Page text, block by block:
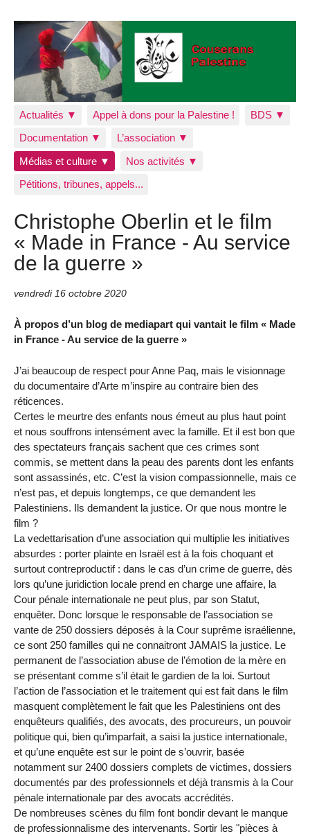
Actualités ▼ Appel à dons pour la Palestine !
BDS ▼
Documentation ▼
L’association ▼
Médias et culture ▼
Nos activités ▼
Pétitions, tribunes, appels...
Christophe Oberlin et le film
« Made in France - Au service
de la guerre »
vendredi 16 octobre 2020
À propos d’un blog de mediapart qui vantait le film « Made
in France - Au service de la guerre »
J’ai beaucoup de respect pour Anne Paq, mais le visionnage
du documentaire d’Arte m’inspire au contraire bien des
réticences.
Certes le meurtre des enfants nous émeut au plus haut point
et nous souffrons intensément avec la famille. Et il est bon que
des spectateurs français sachent que ces crimes sont
commis, se mettent dans la peau des parents dont les enfants
sont assassinés, etc. C’est la vision compassionnelle, mais ce
n’est pas, et depuis longtemps, ce que demandent les
Palestiniens. Ils demandent la justice. Or que nous montre le
film ?
La vedettarisation d’une association qui multiplie les initiatives
absurdes : porter plainte en Israël est à la fois choquant et
surtout contreproductif : dans le cas d’un crime de guerre, dès
lors qu’une juridiction locale prend en charge une affaire, la
Cour pénale internationale ne peut plus, par son Statut,
enquêter. Donc lorsque le responsable de l’association se
vante de 250 dossiers déposés à la Cour suprême israélienne,
ce sont 250 familles qui ne connaitront JAMAIS la justice. Le
permanent de l’association abuse de l’émotion de la mère en
se présentant comme s’il était le gardien de la loi. Surtout
l’action de l’association et le traitement qui est fait dans le film
masquent complètement le fait que les Palestiniens ont des
enquêteurs qualifiés, des avocats, des procureurs, un pouvoir
politique qui, bien qu’imparfait, a saisi la justice internationale,
et qu’une enquête est sur le point de s’ouvrir, basée
notamment sur 2400 dossiers complets de victimes, dossiers
documentés par des professionnels et déjà transmis à la Cour
pénale internationale par des avocats accrédités.
De nombreuses scènes du film font bondir devant le manque
de professionnalisme des intervenants. Sortir les "pièces à